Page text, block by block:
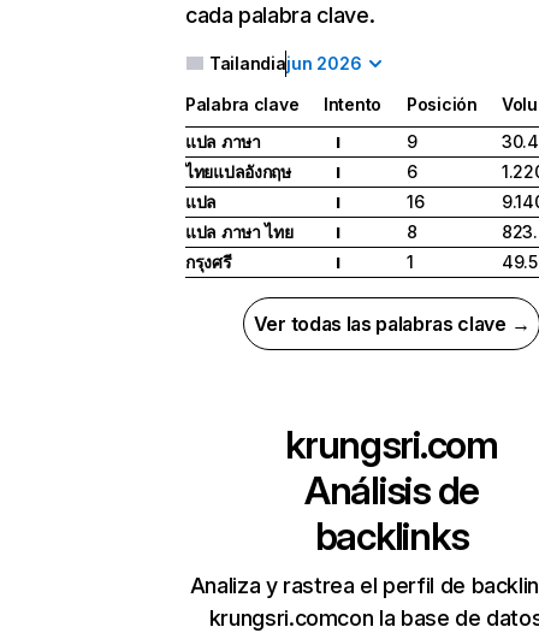
cada palabra clave.
Tailandiajun 2026
Palabra clave Intento Posición
แปล ภาษา
I 9
ไทยแปลอังกฤษ
I 6
แปล
I 16
แปล ภาษา ไทย
I 8
กรุงศรี
I 1
Ver todas las palabras clave →
krungsri.com
Análisis de
backlinks
Analiza y rastrea el perfil de
krungsri.comcon la base de